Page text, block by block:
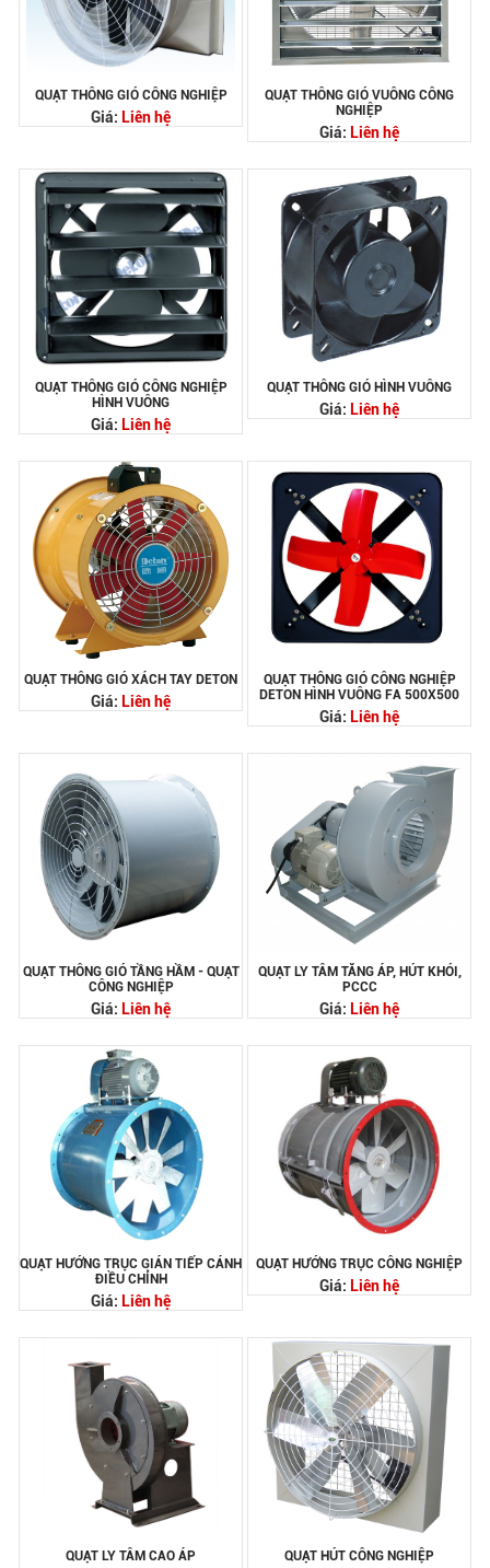
QUẠT THÔNG GIÓ CÔNG NGHIỆP
Giá: Liên hệ
QUẠT THÔNG GIÓ VUÔNG CÔNG
NGHIỆP
Giá: Liên hệ
QUẠT THÔNG GIÓ CÔNG NGHIỆP
HÌNH VUÔNG
Giá: Liên hệ
QUẠT THÔNG GIÓ HÌNH VUÔNG
Giá: Liên hệ
QUẠT THÔNG GIÓ XÁCH TAY DETON
Giá: Liên hệ
QUẠT THÔNG GIÓ CÔNG NGHIỆP
DETON HÌNH VUÔNG FA 500X500
Giá: Liên hệ
QUẠT THÔNG GIÓ TẦNG HẦM - QUẠT
CÔNG NGHIỆP
Giá: Liên hệ
QUẠT LY TÂM TĂNG ÁP, HÚT KHÓI,
PCCC
Giá: Liên hệ
QUẠT HƯỚNG TRỤC GIÁN TIẾP CÁNH
ĐIỀU CHỈNH
Giá: Liên hệ
QUẠT HƯỚNG TRỤC CÔNG NGHIỆP
Giá: Liên hệ
QUẠT LY TÂM CAO ÁP QUẠT HÚT CÔNG NGHIỆP